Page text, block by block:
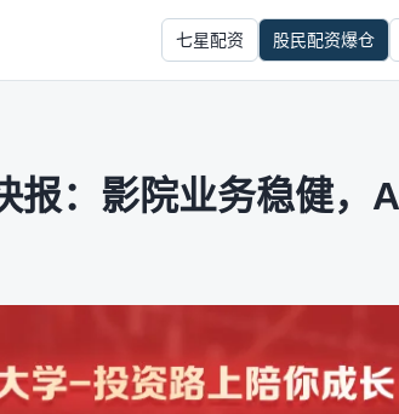
七星配资 股民配资爆仓
报：影院业务稳健，